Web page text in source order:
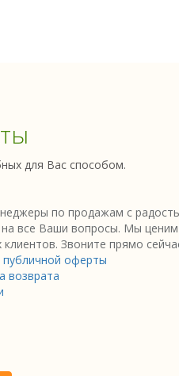
для Вас способом.
по продажам с
на все Ваши вопросы. Мы
клиентов. Звоните прямо
оферты
возврата